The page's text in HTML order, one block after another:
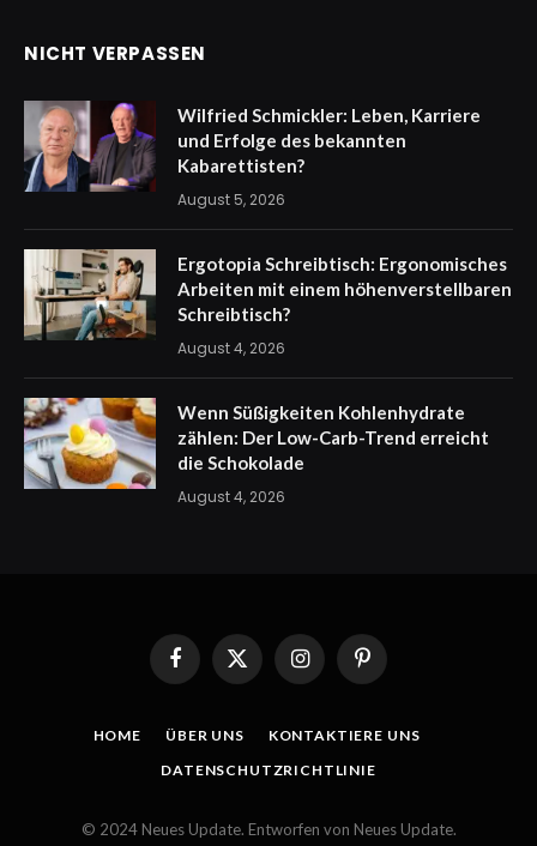
NICHT VERPASSEN
Wilfried Schmickler: Leben, Karriere
und Erfolge des bekannten
Kabarettisten?
August 5, 2026
Ergotopia Schreibtisch: Ergonomisches
Arbeiten mit einem höhenverstellbaren
Schreibtisch?
August 4, 2026
Wenn Süßigkeiten Kohlenhydrate
zählen: Der Low-Carb-Trend erreicht
die Schokolade
August 4, 2026
FacebookX
InstagramPinterest
HOME ÜBER UNS
KONTAKTIERE UNS
DATENSCHUTZRICHTLINIE
© 2024 Neues Update. Entworfen von Neues Update.